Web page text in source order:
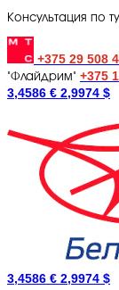
Консультация по
+375 29 508
"Флайдрим" +375
3,4586 € 2,9974 $
3,4586 € 2,9974 $